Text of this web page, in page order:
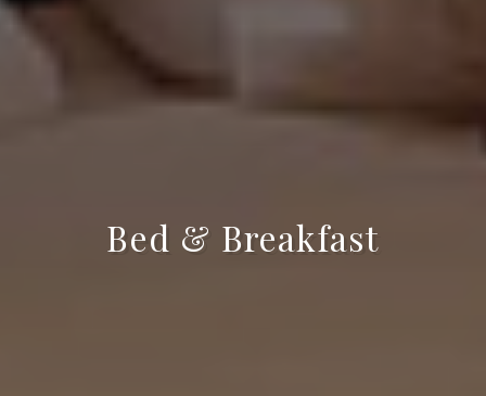
Bed & Breakfast